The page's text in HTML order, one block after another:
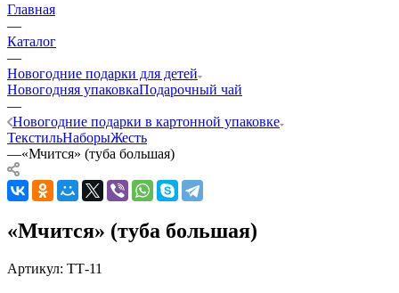
Главная
—
Каталог
—
Новогодние подарки для детей
Новогодняя упаковкаПодарочный чай
—
Новогодние подарки в картонной упаковке
ТекстильНаборыЖесть
—«Мчится» (туба большая)
«Мчится» (туба большая)
Артикул: ТТ-11